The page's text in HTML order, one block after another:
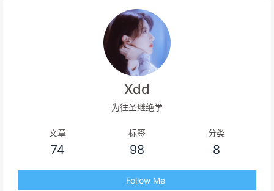
Xdd
为往圣继绝学
文章
74
标签
98
分类
8
Follow Me